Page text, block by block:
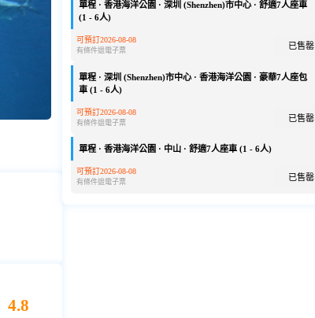
4.8
單程 · 香港海洋公園 · 深圳 (Shenzhen)市中心 · 舒適7人座車
(1 - 6人)
可預訂2026-08-08
有條件退電子票
已售罄
單程 · 深圳 (Shenzhen)市中心 · 香港海洋公園 · 豪華7人座包
車 (1 - 6人)
可預訂2026-08-08
有條件退電子票
已售罄
單程 · 香港海洋公園 · 中山 · 舒適7人座車 (1 - 6人)
可預訂2026-08-08
有條件退電子票
已售罄